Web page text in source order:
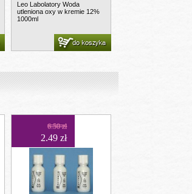
Leo Labolatory Woda
utleniona oxy w kremie 12%
1000ml
do koszyka
6.50 zł
2.49 zł